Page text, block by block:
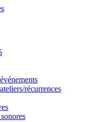
récurrences